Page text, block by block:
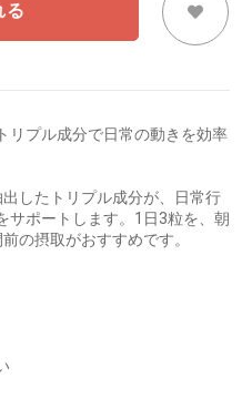
る
リプル成分で日常の動きを効率
したトリプル成分が、日常行
サポートします。1日3粒を、朝
の摂取がおすすめです。